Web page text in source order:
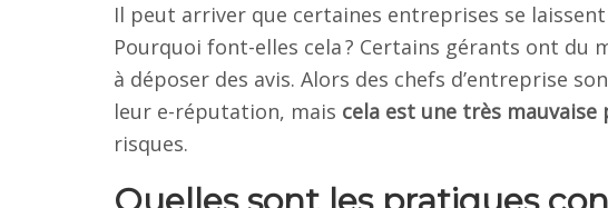
Il peut arriver que certaines entreprises se
Pourquoi font-elles cela ? Certains gérants ont
à déposer des avis. Alors des chefs d’entreprise
leur e-réputation, mais cela est une très mauvaise
risques.